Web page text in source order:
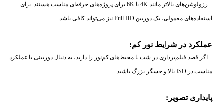
رزولوشن‌های بالاتر مانند 4K یا 6K برای پروژه‌های حرفه‌ای مناسب هستند. برای
استفاده‌های معمولی، یک دوربین Full HD نیز می‌تواند کافی باشد.
عملکرد در شرایط نور کم:
اگر قصد فیلم‌برداری در شب یا محیط‌های کم‌نور را دارید، به دنبال دوربینی با عملکرد
مناسب در ISO بالا و حسگر بزرگ باشید.
پایداری تصویر: